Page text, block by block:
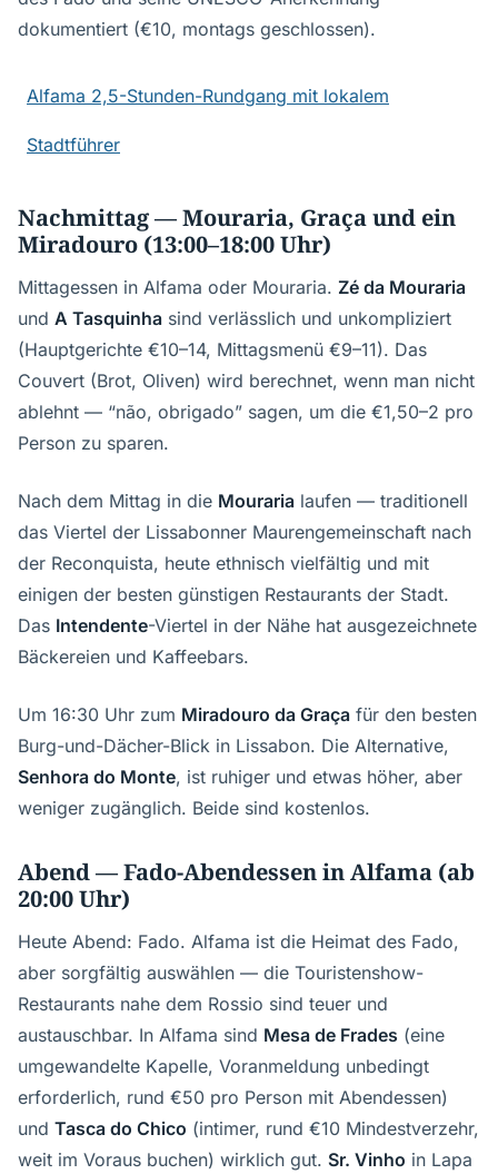
dokumentiert (€10, montags geschlossen).
Alfama 2,5-Stunden-Rundgang mit lokalem
Stadtführer
Nachmittag — Mouraria, Graça und ein
Miradouro (13:00–18:00 Uhr)
Mittagessen in Alfama oder Mouraria. Zé da Mouraria
und A Tasquinha sind verlässlich und unkompliziert
(Hauptgerichte €10–14, Mittagsmenü €9–11). Das
Couvert (Brot, Oliven) wird berechnet, wenn man nicht
ablehnt — “não, obrigado” sagen, um die €1,50–2 pro
Person zu sparen.
Nach dem Mittag in die Mouraria laufen — traditionell
das Viertel der Lissabonner Maurengemeinschaft nach
der Reconquista, heute ethnisch vielfältig und mit
einigen der besten günstigen Restaurants der Stadt.
Das Intendente-Viertel in der Nähe hat ausgezeichnete
Bäckereien und Kaffeebars.
Um 16:30 Uhr zum Miradouro da Graça für den besten
Burg-und-Dächer-Blick in Lissabon. Die Alternative,
Senhora do Monte, ist ruhiger und etwas höher, aber
weniger zugänglich. Beide sind kostenlos.
Abend — Fado-Abendessen in Alfama (ab
20:00 Uhr)
Heute Abend: Fado. Alfama ist die Heimat des Fado,
aber sorgfältig auswählen — die Touristenshow-
Restaurants nahe dem Rossio sind teuer und
austauschbar. In Alfama sind Mesa de Frades (eine
umgewandelte Kapelle, Voranmeldung unbedingt
erforderlich, rund €50 pro Person mit Abendessen)
und Tasca do Chico (intimer, rund €10 Mindestverzehr,
weit im Voraus buchen) wirklich gut. Sr. Vinho in Lapa